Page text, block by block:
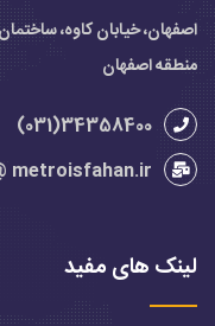
اصفهان، خیابان کاوه،
منطقه اصفهان
34358400(031)
metroisfahan.ir
لینک های مفید